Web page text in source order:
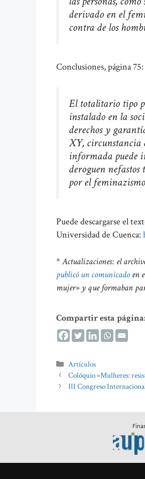
derivado en el
contra de los
Conclusiones, página 75:
El totalitario tipo
instalado en la
derechos y
XY, circunstancia
informada puede
deroguen nefastos
por el
Puede descargarse el
Universidad de Cuenca:
*Actualizaciones: el
publicó un comunicadoen
mujer» y que formaban
Compartir esta página:
Categorías
Artículos
Colóquio «Mulheres:
III Congreso